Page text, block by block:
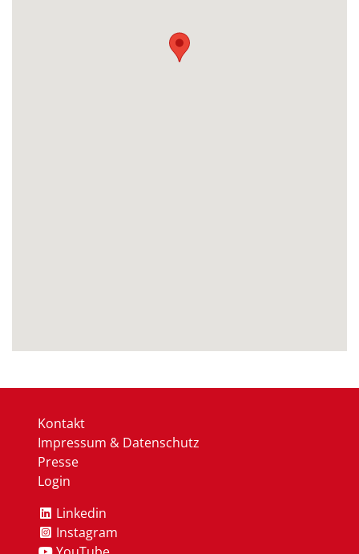
Kontakt
Impressum & Datenschutz
Presse
Login
Linkedin
Instagram